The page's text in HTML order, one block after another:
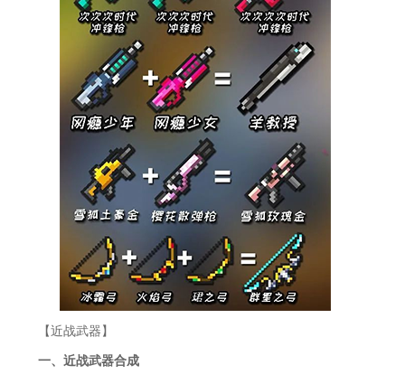
【近战武器】
一、近战武器合成